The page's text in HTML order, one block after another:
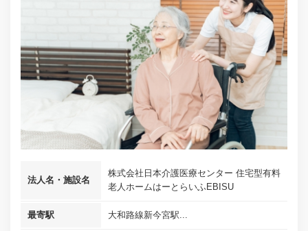
法人名・施設名
株式会社日本介護医療センター 住宅型有料
老人ホームはーとらいふEBISU
最寄駅 大和路線新今宮駅...